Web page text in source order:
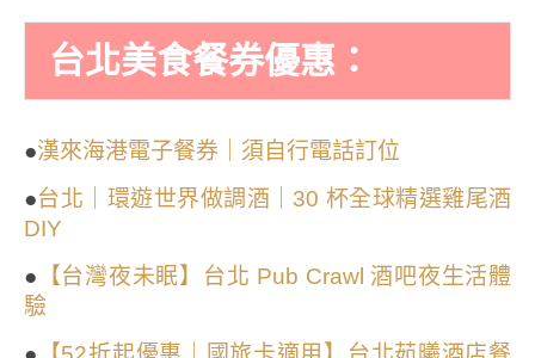
台北美食餐券優惠：
●漢來海港電子餐券｜須自行電話訂位
●台北｜環遊世界做調酒｜30 杯全球精選雞尾酒
DIY
● 【台灣夜未眠】台北 Pub Crawl 酒吧夜生活體
驗